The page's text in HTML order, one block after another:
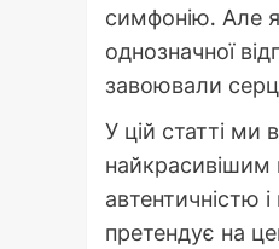
симфонію. Але
однозначної
завоювали
У цій статті ми
найкрасивішим
автентичністю
претендує на